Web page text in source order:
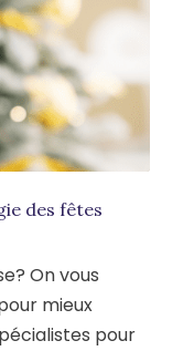
des fêtes
On vous
mieux
pour